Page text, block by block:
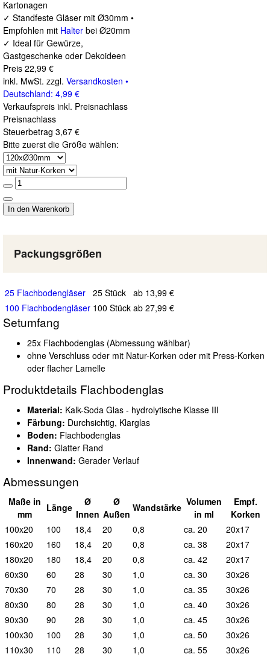
Kartonagen
✓ Standfeste Gläser mit Ø30mm •
Empfohlen mit Halter bei Ø20mm
✓ Ideal für Gewürze,
Gastgeschenke oder Dekoideen
Preis 22,99 €
inkl. MwSt. zzgl. Versandkosten •
Deutschland: 4,99 €
Verkaufspreis inkl. Preisnachlass
Preisnachlass
Steuerbetrag 3,67 €
Bitte zuerst die Größe wählen:
Packungsgrößen
25 Flachbodengläser 25 Stück ab 13,99 €
100 Flachbodengläser 100 Stück ab 27,99 €
Setumfang
25x Flachbodenglas (Abmessung wählbar)
ohne Verschluss oder mit Natur-Korken oder mit Press-Korken
oder flacher Lamelle
Produktdetails Flachbodenglas
Material: Kalk-Soda Glas - hydrolytische Klasse III
Färbung: Durchsichtig, Klarglas
Boden: Flachbodenglas
Rand: Glatter Rand
Innenwand: Gerader Verlauf
Abmessungen
Maße in
mm
Länge
Ø
Innen
Ø
Außen
Wandstärke Volumen
in ml
Empf.
Korken
100x20
100 18,4 20 0,8 ca. 20
20x17
160x20
160 18,4 20 0,8 ca. 38
20x17
180x20
180 18,4 20 0,8 ca. 42
20x17
60x30
60 28 30 1,0 ca. 30
30x26
70x30
70 28 30 1,0 ca. 35
30x26
80x30
80 28 30 1,0 ca. 40
30x26
90x30
90 28 30 1,0 ca. 45
30x26
100x30
100 28 30 1,0 ca. 50
30x26
110x30
110 28 30 1,0 ca. 55
30x26